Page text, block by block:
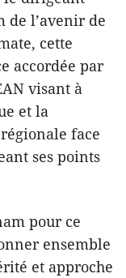
de l’avenir de
cette
accordée par
visant à
et la
face
ses points
pour ce
ensemble
et approche